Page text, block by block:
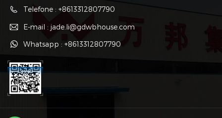
Telefone : +8613312807790
E-mail : jade.li@gdwbhouse.com
Whatsapp : +8613312807790